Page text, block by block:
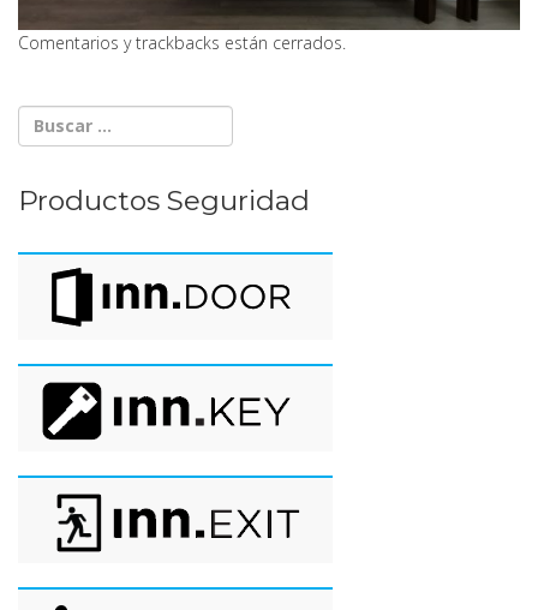
Comentarios y trackbacks están cerrados.
Productos Seguridad